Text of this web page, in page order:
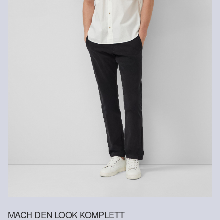
Rückerstattungsbetrag abgezogen.
Gastkunden können ihre Artikel innerhalb von 14 Tagen nach
Erhalt der Ware an uns zurückschicken. Fashion Card und VIP
Kunden haben nach Erhalt der Ware 30 Tage Zeit, um ihre Artikel
Weitere Informationen sind unserer „Hilfe & FAQ
online anmelden.
MACH DEN LOOK KOMPLETT